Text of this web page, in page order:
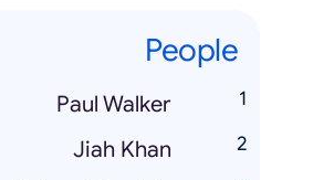
People
Paul Walker
Jiah Khan